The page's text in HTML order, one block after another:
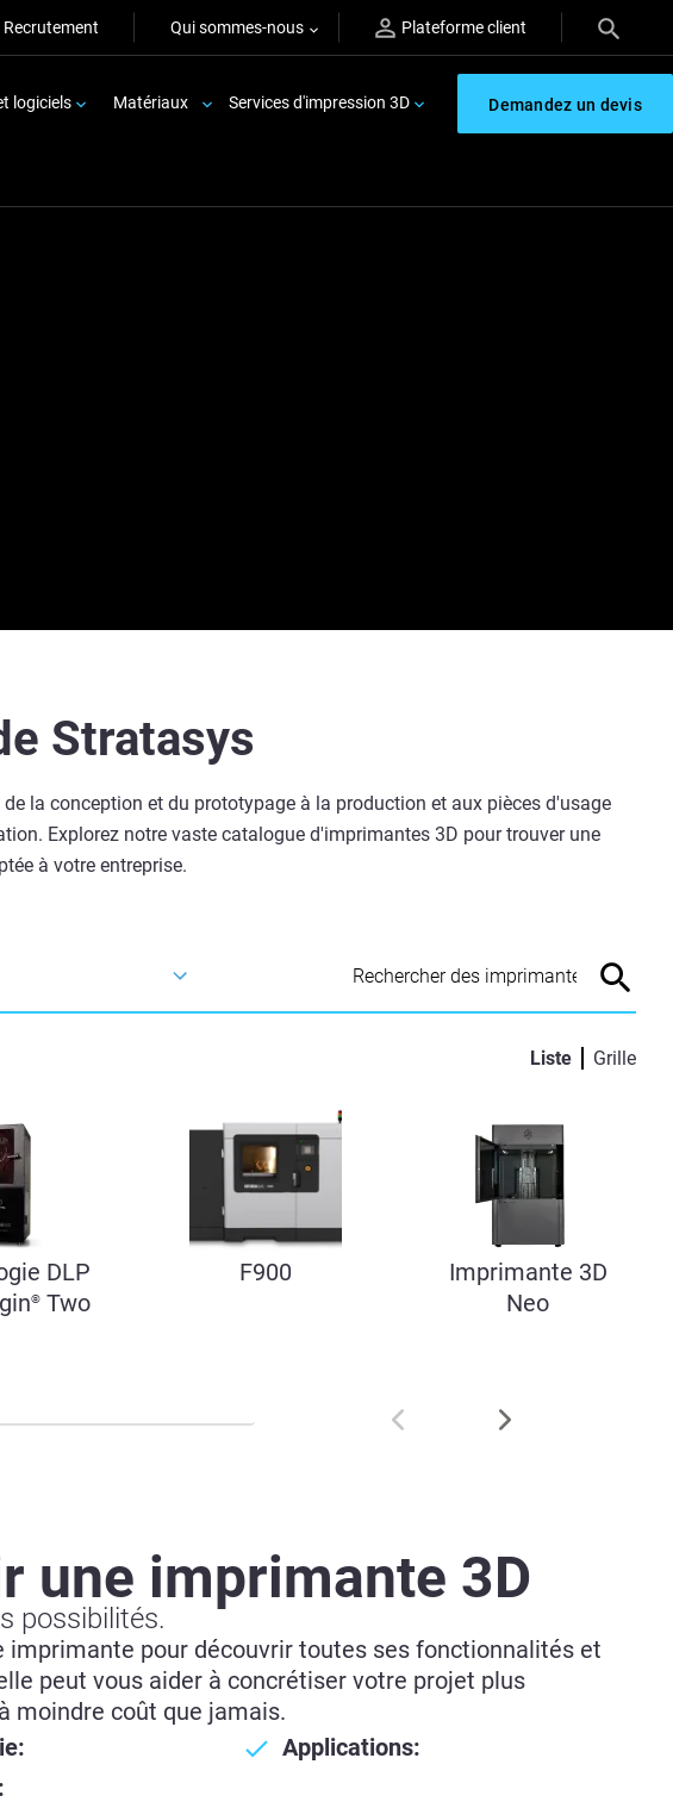
Recrutement Qui sommes-nous Plateforme client
logiciels Matériaux Services d'impression 3D Demandez un devis
Stratasys
la conception et du prototypage à la production et aux pièces d'usage
Explorez notre vaste catalogue d'imprimantes 3D pour trouver une
à votre entreprise.
Liste Grille
DLP
®Two
F900
Imprimante 3D
Neo
une imprimante 3D
possibilités.
imprimante pour découvrir toutes ses fonctionnalités et
peut vous aider à concrétiser votre projet plus
moindre coût que jamais.
Applications: